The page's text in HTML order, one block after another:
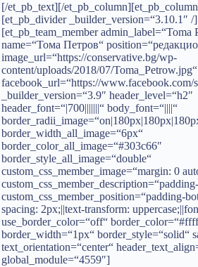
[/et_pb_text][/
[et_pb_divider _builder_version=“3.10.1″ /]
[et_pb_team_member admin_label=“Toma
name=“Тома Петров“
image_url=“https://conservative.bg/wp-
content/uploads/2018/07/Toma_Petrow.jpg“
facebook_url=“https://www.facebook.com/
_builder_version=“3.9″ header_level=“h2″
header_font=“|700|||||||“ body_font=“||||“
border_width_all_image=“6px“
border_color_all_image=“#303c66″
border_style_all_image=“double“
custom_css_member_image=“margin: 0
custom_css_member_position=“padding-
spacing: 2px;||text-transform:
use_border_color=“off“
border_width=“1px“ border_style=“solid“
text_orientation=“center“
global_module=“4559″]